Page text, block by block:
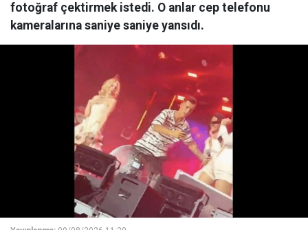
fotoğraf çektirmek istedi. O anlar cep telefonu
kameralarına saniye saniye yansıdı.